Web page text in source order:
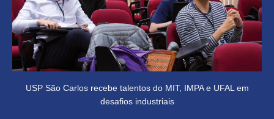
USP São Carlos recebe talentos do MIT, IMPA e UFAL em
desafios industriais